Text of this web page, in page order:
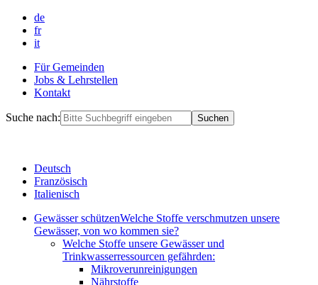
de
fr
it
Für Gemeinden
Jobs & Lehrstellen
Kontakt
Suche nach:
Deutsch
Französisch
Italienisch
Gewässer schützenWelche Stoffe verschmutzen unsere
Gewässer, von wo kommen sie?
Welche Stoffe unsere Gewässer und
Trinkwasserressourcen gefährden:
Mikroverunreinigungen
Nährstoffe